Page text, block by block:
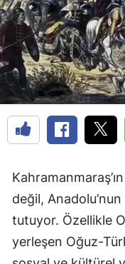
değil,
tutuyor. Özellikle
yerleşen Oğuz-